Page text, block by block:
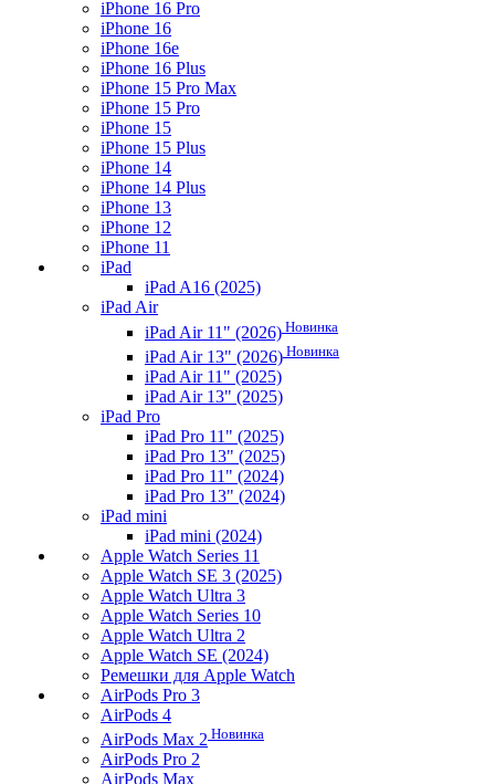
iPhone 16 Pro
iPhone 16
iPhone 16e
iPhone 16 Plus
iPhone 15 Pro Max
iPhone 15 Pro
iPhone 15
iPhone 15 Plus
iPhone 14
iPhone 14 Plus
iPhone 13
iPhone 12
iPhone 11
iPad
iPad A16 (2025)
iPad Air
iPad Air 11" (2026) Новинка
iPad Air 13" (2026) Новинка
iPad Air 11" (2025)
iPad Air 13" (2025)
iPad Pro
iPad Pro 11" (2025)
iPad Pro 13" (2025)
iPad Pro 11" (2024)
iPad Pro 13" (2024)
iPad mini
iPad mini (2024)
Apple Watch Series 11
Apple Watch SE 3 (2025)
Apple Watch Ultra 3
Apple Watch Series 10
Apple Watch Ultra 2
Apple Watch SE (2024)
Ремешки для Apple Watch
AirPods Pro 3
AirPods 4
AirPods Max 2 Новинка
AirPods Pro 2
AirPods Max